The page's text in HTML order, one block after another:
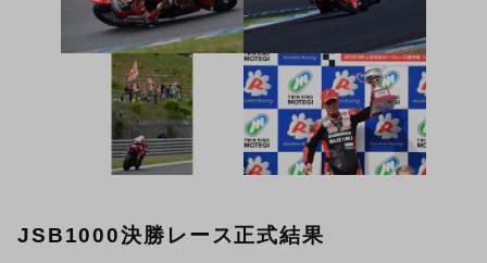
JSB1000決勝レース正式結果